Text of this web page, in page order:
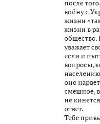
после
войну с
жизни
жизни в
общество.
уважает
если и
вопросы,
оно
смешное,
не
ответ.
Тебе